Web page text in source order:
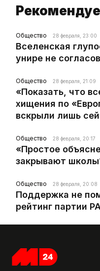
Общество 28 февраля, 23:00
Вселенская
унире не
Общество 28 февраля, 21:09
«Показать, что
хищения по
вскрыли лишь
Общество 28 февраля, 20:17
«Простое
закрывают
Общество 28 февраля, 20:08
Поддержка не
рейтинг партии